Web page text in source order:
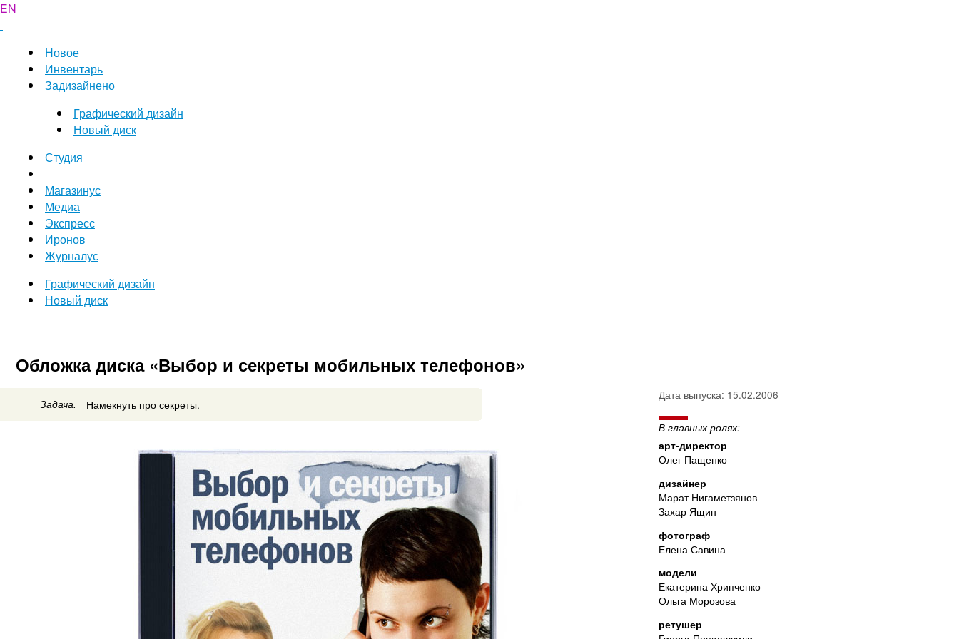
EN
Новое
Инвентарь
Задизайнено
Графический дизайн
Новый диск
Студия
Магазинус
Медиа
Экспресс
Иронов
Журналус
Графический дизайн
Новый диск
Обложка диска «Выбор и секреты мобильных телефонов»
Задача. Намекнуть про секреты.
Дата выпуска: 15.02.2006
В главных ролях:
арт-директор
Олег Пащенко
дизайнер
Марат Нигаметзянов
Захар Ящин
фотограф
Елена Савина
модели
Екатерина Хрипченко
Ольга Морозова
ретушер